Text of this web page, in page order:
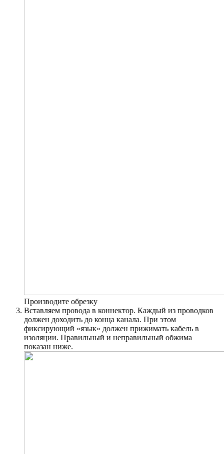
Производите обрезку
Вставляем провода в коннектор. Каждый из проводков
должен доходить до конца канала. При этом
фиксирующий «язык» должен прижимать кабель в
изоляции. Правильный и неправильный обжима
показан ниже.